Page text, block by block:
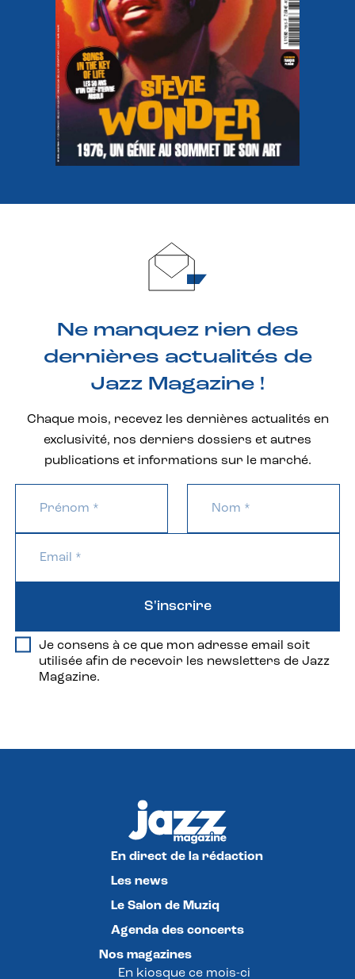
Ne manquez rien des
dernières actualités de
Jazz Magazine !
Chaque mois, recevez les dernières actualités en
exclusivité, nos derniers dossiers et autres
publications et informations sur le marché.
Je consens à ce que mon adresse email soit
utilisée afin de recevoir les newsletters de Jazz
Magazine.
S'inscrire
En direct de la rédaction
Les news
Le Salon de Muziq
Agenda des concerts
Nos magazines
En kiosque ce mois-ci